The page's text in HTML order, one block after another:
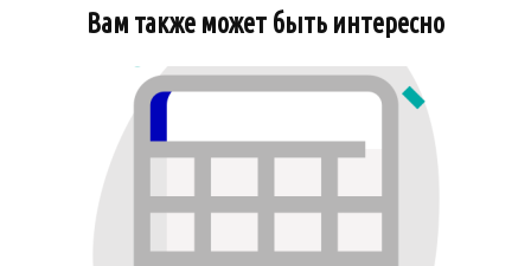
Вам также может быть интересно